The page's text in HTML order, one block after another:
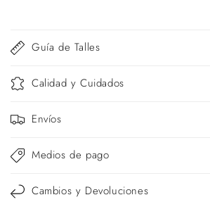
Guía de Talles
Calidad y Cuidados
Envíos
Medios de pago
Cambios y Devoluciones